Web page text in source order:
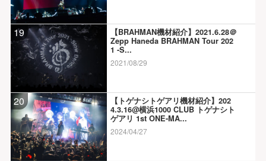
19
【BRAHMAN機材紹介】2021.6.28＠
Zepp Haneda BRAHMAN Tour 202
1 -S...
2021/08/29
20
【トゲナシトゲアリ機材紹介】202
4.3.16@横浜1000 CLUB トゲナシト
ゲアリ 1st ONE-MA...
2024/04/27